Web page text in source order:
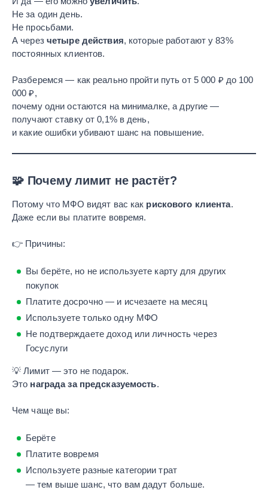
Не за один день.
Не просьбами.
А через четыре действия, которые работают у 83%
постоянных клиентов.
Разберемся — как реально пройти путь от 5 000 ₽ до 100
000 ₽,
почему одни остаются на минималке, а другие —
получают ставку от 0,1% в день,
и какие ошибки убивают шанс на повышение.
🧩 Почему лимит не растёт?
Потому что МФО видят вас как рискового клиента.
Даже если вы платите вовремя.
👉 Причины:
Вы берёте, но не используете карту для других
покупок
Платите досрочно — и исчезаете на месяц
Используете только одну МФО
Не подтверждаете доход или личность через
Госуслуги
💡 Лимит — это не подарок.
Это награда за предсказуемость.
Чем чаще вы:
Берёте
Платите вовремя
Используете разные категории трат
— тем выше шанс, что вам дадут больше.